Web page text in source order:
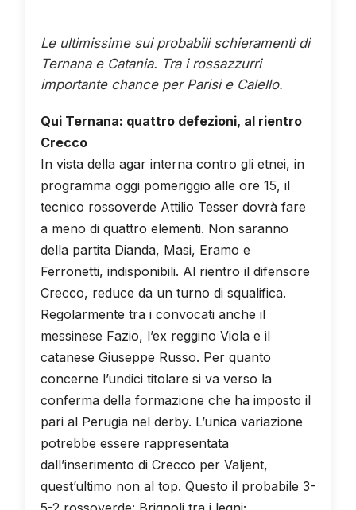
Le ultimissime sui probabili schieramenti di
Ternana e Catania. Tra i rossazzurri
importante chance per Parisi e Calello.
Qui Ternana: quattro defezioni, al rientro
Crecco
In vista della agar interna contro gli etnei, in
programma oggi pomeriggio alle ore 15, il
tecnico rossoverde Attilio Tesser dovrà fare
a meno di quattro elementi. Non saranno
della partita Dianda, Masi, Eramo e
Ferronetti, indisponibili. Al rientro il difensore
Crecco, reduce da un turno di squalifica.
Regolarmente tra i convocati anche il
messinese Fazio, l’ex reggino Viola e il
catanese Giuseppe Russo. Per quanto
concerne l’undici titolare si va verso la
conferma della formazione che ha imposto il
pari al Perugia nel derby. L’unica variazione
potrebbe essere rappresentata
dall’inserimento di Crecco per Valjent,
quest’ultimo non al top. Questo il probabile 3-